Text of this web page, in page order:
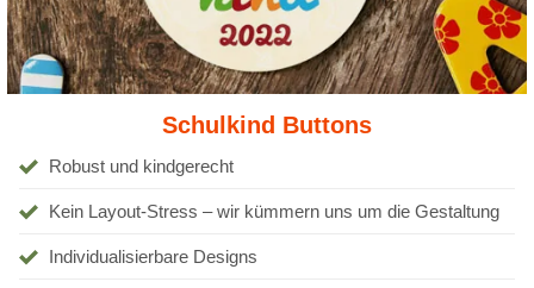
Schulkind Buttons
Robust und kindgerecht
Kein Layout-Stress – wir kümmern uns um die Gestaltung
Individualisierbare Designs